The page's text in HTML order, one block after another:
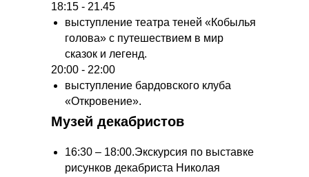
18:15 - 21.45
выступление театра теней «Кобылья
голова» с путешествием в мир
сказок и легенд.
20:00 - 22:00
выступление бардовского клуба
«Откровение».
Музей декабристов
16:30 – 18:00.Экскурсия по выставке
рисунков декабриста Николая